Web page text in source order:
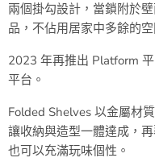
兩個掛勾設計，當鎖附於
品，不佔用居家中多餘的空
2023 年再推出 Platform
平台。
Folded Shelves 以金屬材
讓收納與造型一體達成，
也可以充滿玩味個性。